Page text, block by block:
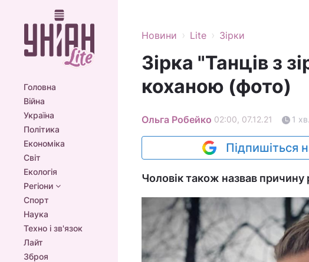
Головна
Війна
Україна
Політика
Економіка
Світ
Екологія
Регіони
Спорт
Наука
Техно і зв'язок
Лайт
Зброя
Новини › Lite › Зірки
Зірка "Танців з
коханою (фото)
Ольга Робейко 02:00, 07.12.21 1 хв.
Підпишіться
Чоловік також назвав причину